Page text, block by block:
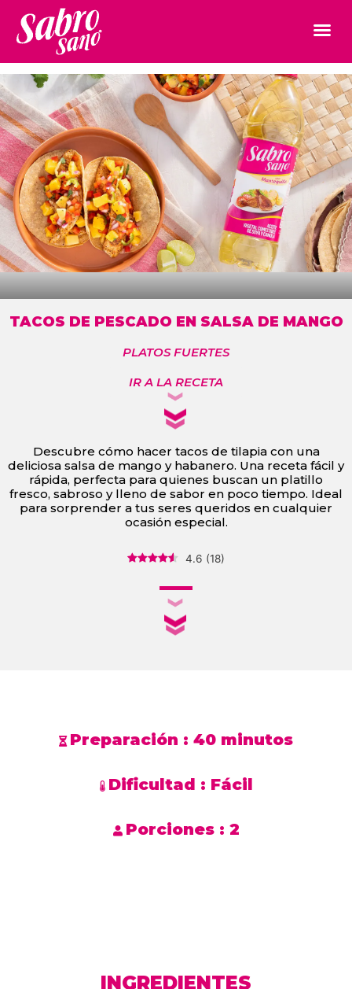
TACOS DE PESCADO EN SALSA DE MANGO
PLATOS FUERTES
IR A LA RECETA
Descubre cómo hacer tacos de tilapia con una
deliciosa salsa de mango y habanero. Una receta fácil y
rápida, perfecta para quienes buscan un platillo
fresco, sabroso y lleno de sabor en poco tiempo. Ideal
para sorprender a tus seres queridos en cualquier
ocasión especial.
4.6 (18)
Preparación : 40 minutos
Dificultad : Fácil
Porciones : 2
INGREDIENTES